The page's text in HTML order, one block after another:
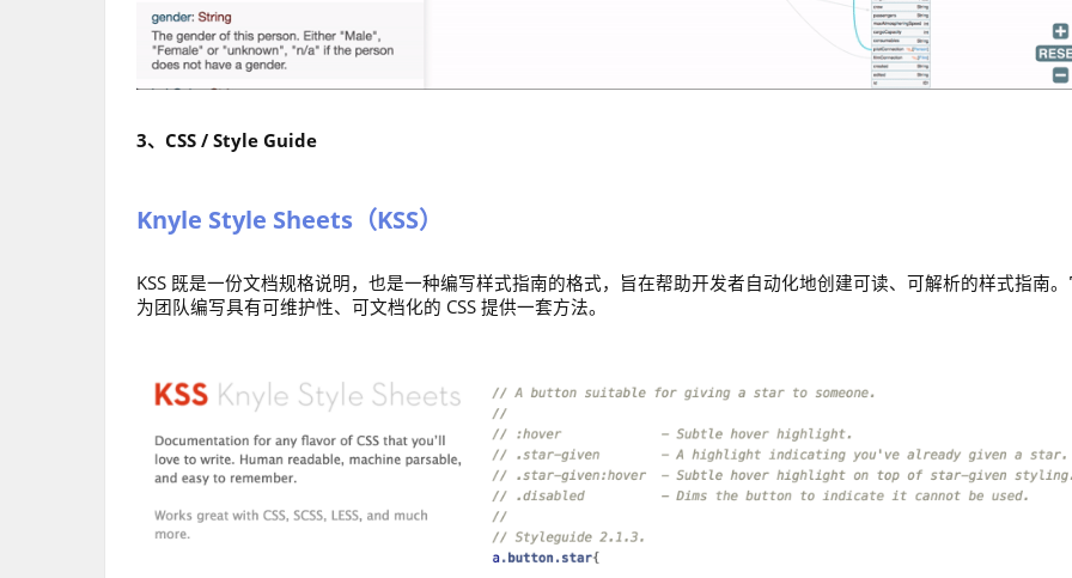
3、CSS / Style Guide
Knyle Style Sheets（KSS）
KSS 既是一份文档规格说明，也是一种编写样式指南的格式，旨在帮助开发者自动化地创建可读、可解析的样式指南
为团队编写具有可维护性、可文档化的 CSS 提供一套方法。